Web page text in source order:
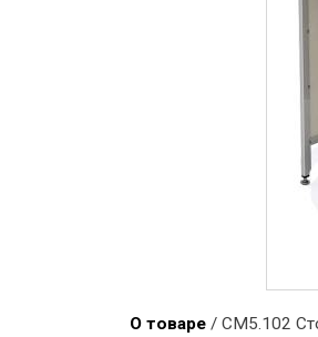
О товаре / СМ5.102